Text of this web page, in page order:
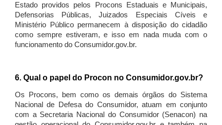
Estado providos pelos Procons Estaduais e Municipais,
Defensorias Públicas, Juizados Especiais Cíveis e
Ministério Público permanecem à disposição do cidadão
como sempre estiveram, e isso em nada muda com o
funcionamento do Consumidor.gov.br.
6. Qual o papel do Procon no Consumidor.gov.br?
Os Procons, bem como os demais órgãos do Sistema
Nacional de Defesa do Consumidor, atuam em conjunto
com a Secretaria Nacional do Consumidor (Senacon) na